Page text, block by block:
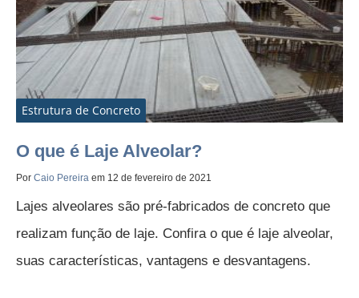
Estrutura de Concreto
O que é Laje Alveolar?
Por Caio Pereira em 12 de fevereiro de 2021
Lajes alveolares são pré-fabricados de concreto que
realizam função de laje. Confira o que é laje alveolar,
suas características, vantagens e desvantagens.